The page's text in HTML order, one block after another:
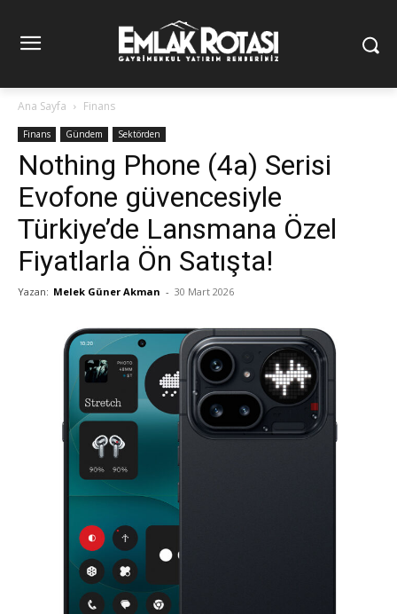
Ana Sayfa Finans
Finans Gündem Sektörden
Nothing Phone (4a) Serisi
Evofone güvencesiyle
Türkiye’de Lansmana Özel
Fiyatlarla Ön Satışta!
Yazan: Melek Güner Akman - 30 Mart 2026